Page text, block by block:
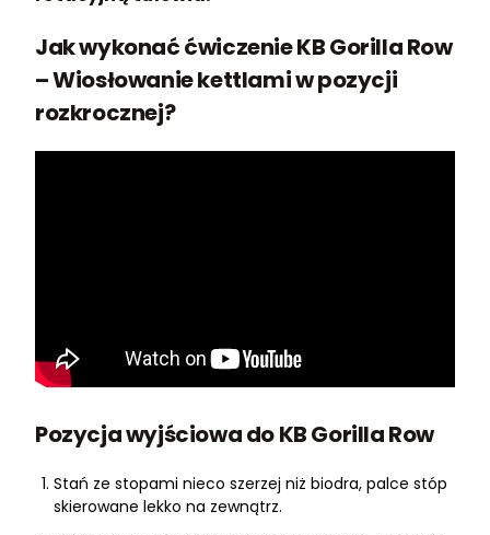
Jak wykonać ćwiczenie KB Gorilla Row
– Wiosłowanie kettlami w pozycji
rozkrocznej?
Pozycja wyjściowa do KB Gorilla Row
Stań ze stopami nieco szerzej niż biodra, palce stóp
skierowane lekko na zewnątrz.